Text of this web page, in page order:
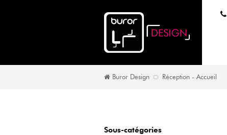
Buror Design Réception - Accueil
Sous-catégories